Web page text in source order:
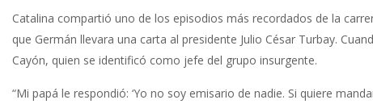
Catalina compartió uno de los episodios más recordados de la
que Germán llevara una carta al presidente Julio César Turbay.
Cayón, quien se identificó como jefe del grupo insurgente.
“Mi papá le respondió: ‘Yo no soy emisario de nadie. Si quiere